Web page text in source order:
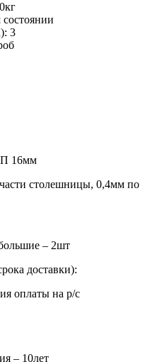
3
16мм
столешницы, 0,4мм по
– 2шт
доставки):
оплаты на р/с
– 10лет